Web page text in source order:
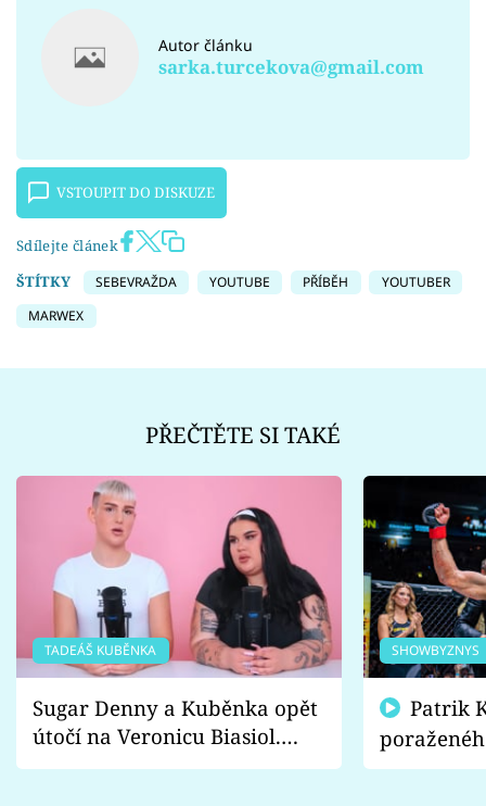
Autor článku
sarka.turcekova@gmail.com
VSTOUPIT DO DISKUZE
Sdílejte článek
ŠTÍTKY
SEBEVRAŽDA YOUTUBE PŘÍBĚH
YOUTUBER
MARWEX
PŘEČTĚTE SI TAKÉ
TADEÁŠ KUBĚNKA
Sugar Denny a Kuběnka opět
útočí na Veronicu Biasiol.
Proč je podle nich falešná a
SHOWBYZNYS
fanoušci